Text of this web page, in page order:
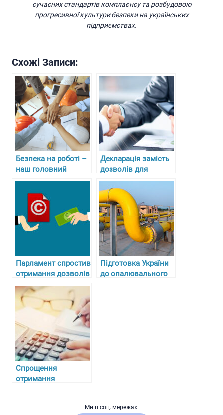
сучасних стандартів комплаєнсу та розбудовою
прогресивної культури безпеки на українських
підприємствах.
Схожі Записи:
Безпека на роботі –
наш головний
пріоритет
Декларація замість
дозволів для
бізнесу під час
воєнного стану
Парламент спростив
отримання дозволів
і ліцензій для
підприємців
Підготовка України
до опалювального
Спрощення
отримання
іноземних компанійМи в соц. мережах: